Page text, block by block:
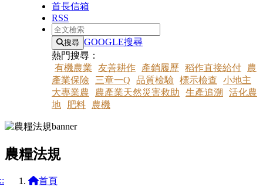
首長信箱
RSS
全文檢索
搜尋 GOOGLE搜尋
熱門搜尋：
有機農業
友善耕作 產銷履歷 稻作直接給付
農
產業保險
三章一Q 品質檢驗 標示檢查
小地主
大專業農
農產業天然災害救助 生產追溯
活化農
地
肥料 農機
農糧法規
首頁